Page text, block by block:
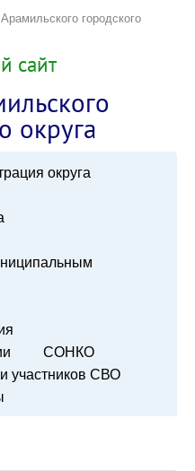
городского
сайт
округа
округа
СОНКО
участников СВО